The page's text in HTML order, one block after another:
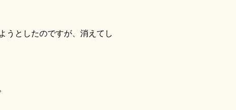
うとしたのですが、消えてし